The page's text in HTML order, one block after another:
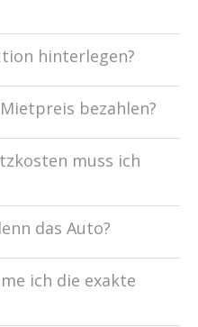
hinterlegen?
bezahlen?
muss ich
das Auto?
ich die exakte